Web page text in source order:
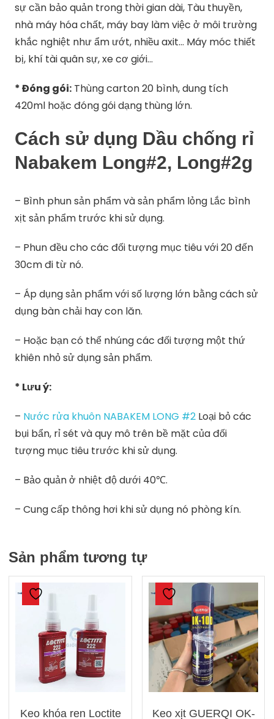
sự cần bảo quản trong thời gian dài, Tàu thuyền,
nhà máy hóa chất, máy bay làm việc ở môi trường
khắc nghiệt như ẩm ướt, nhiều axit… Máy móc thiết
bị, khí tài quân sự, xe cơ giới…
* Đóng gói: Thùng carton 20 bình, dung tích
420ml hoặc đóng gói dạng thùng lớn.
Cách sử dụng Dầu chống rỉ
Nabakem Long#2, Long#2g
– Bình phun sản phẩm và sản phẩm lỏng Lắc bình
xịt sản phẩm trước khi sử dụng.
– Phun đều cho các đối tượng mục tiêu với 20 đến
30cm đi từ nó.
– Áp dụng sản phẩm với số lượng lớn bằng cách sử
dụng bàn chải hay con lăn.
– Hoặc bạn có thể nhúng các đối tượng một thứ
khiên nhỏ sử dụng sản phẩm.
* Lưu ý:
– Nước rửa khuôn NABAKEM LONG #2 Loại bỏ các
bụi bẩn, rỉ sét và quy mô trên bề mặt của đối
tượng mục tiêu trước khi sử dụng.
– Bảo quản ở nhiệt độ dưới 40℃.
– Cung cấp thông hơi khi sử dụng nó phòng kín.
Sản phẩm tương tự
Keo khóa ren Loctite Keo xịt GUERQI OK-